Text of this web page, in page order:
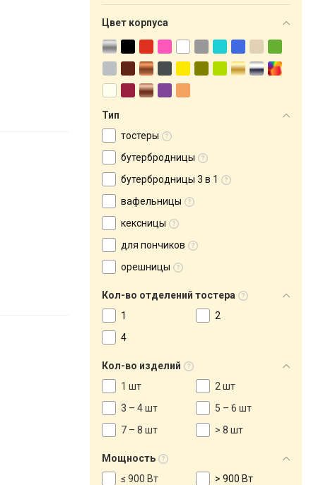
Цвет корпуса
Тип
тостеры
бутербродницы
бутербродницы 3 в 1
вафельницы
кексницы
для пончиков
орешницы
Кол-во отделений тостера
1
2
4
Кол-во изделий
1 шт
2 шт
3 – 4 шт
5 – 6 шт
7 – 8 шт
> 8 шт
Мощность
≤ 900 Вт
> 900 Вт